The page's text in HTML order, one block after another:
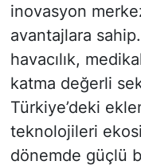
inovasyon
avantajlara
havacılık,
katma değerli
Türkiye’deki
teknolojileri
dönemde güçlü